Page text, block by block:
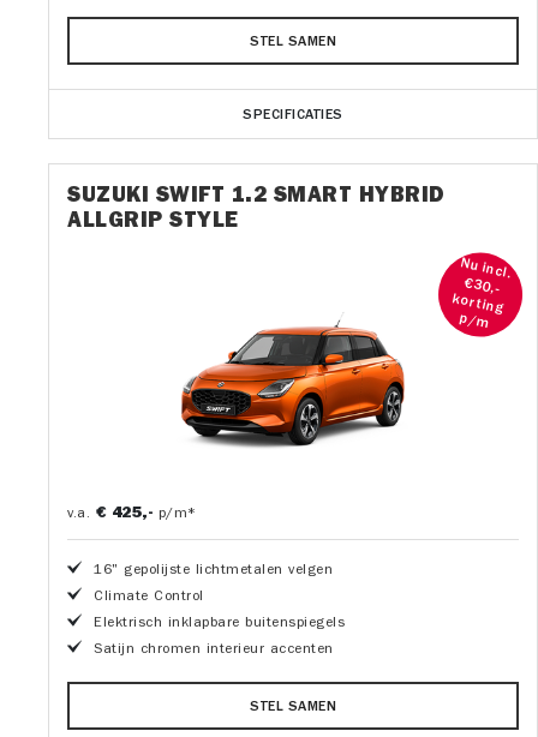
STEL SAMEN
SPECIFICATIES
SUZUKI SWIFT 1.2 SMART HYBRID
ALLGRIP STYLE
Nu incl.
€30,-
korting
p/m
v.a. € 425,- p/m*
16" gepolijste lichtmetalen velgen
Climate Control
Elektrisch inklapbare buitenspiegels
Satijn chromen interieur accenten
STEL SAMEN